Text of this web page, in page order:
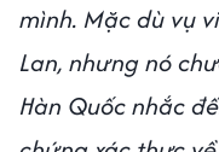
mình. Mặc dù vụ
Lan, nhưng nó
Hàn Quốc nhắc